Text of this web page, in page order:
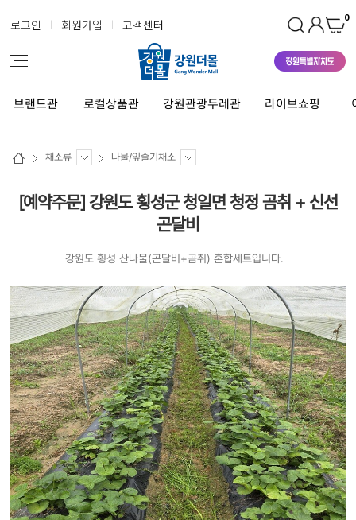
로그인 회원가입 고객센터 0
브랜드관 로컬상품관 강원관광두레관 라이브쇼핑
채소류 나물/잎줄기채소
[예약주문] 강원도 횡성군 청일면 청정 곰취 + 신선
곤달비
강원도 횡성 산나물(곤달비+곰취) 혼합세트입니다.